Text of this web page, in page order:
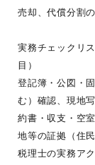
売却、代償分割
実務チェックリ
目）
登記簿・公図・
む）確認、現地
約書・収支・空
地等の証拠（住
税理士の実務ア